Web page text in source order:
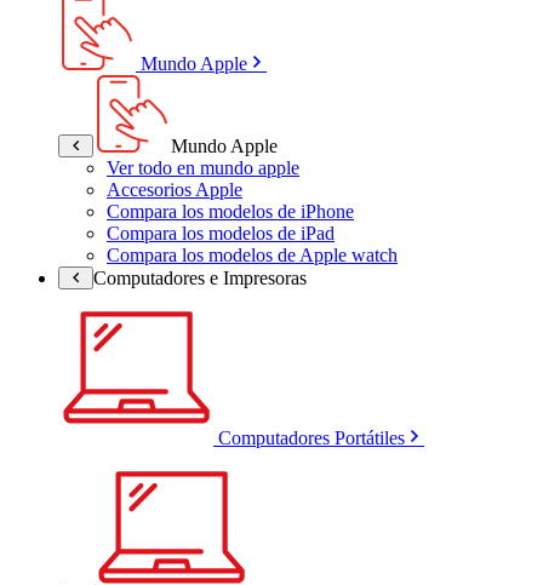
Mundo Apple
Mundo Apple
Ver todo en mundo apple
Accesorios Apple
Compara los modelos de iPhone
Compara los modelos de iPad
Compara los modelos de Apple watch
Computadores e Impresoras
Computadores Portátiles